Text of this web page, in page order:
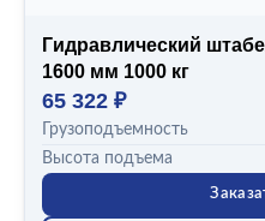
ВЫСОТА ПОДЪЕМА
1000 мм
1115 мм
1400 мм
1415 мм
Гидравлический
1600 мм 1000 кг
65 322 ₽
Грузоподъемность
Высота подъема